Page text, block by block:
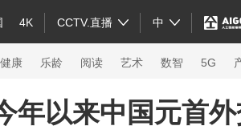
4K CCTV.直播 中
天天学习
影音
健康 乐龄 阅读 艺术 数智 5G
年以来中国元首